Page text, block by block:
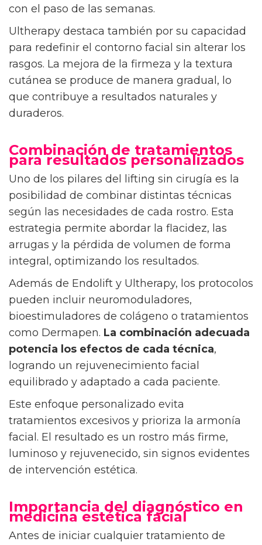
con el paso de las semanas.
Ultherapy destaca también por su capacidad
para redefinir el contorno facial sin alterar los
rasgos. La mejora de la firmeza y la textura
cutánea se produce de manera gradual, lo
que contribuye a resultados naturales y
duraderos.
Combinación de tratamientos
para resultados personalizados
Uno de los pilares del lifting sin cirugía es la
posibilidad de combinar distintas técnicas
según las necesidades de cada rostro. Esta
estrategia permite abordar la flacidez, las
arrugas y la pérdida de volumen de forma
integral, optimizando los resultados.
Además de Endolift y Ultherapy, los protocolos
pueden incluir neuromoduladores,
bioestimuladores de colágeno o tratamientos
como Dermapen. La combinación adecuada
potencia los efectos de cada técnica,
logrando un rejuvenecimiento facial
equilibrado y adaptado a cada paciente.
Este enfoque personalizado evita
tratamientos excesivos y prioriza la armonía
facial. El resultado es un rostro más firme,
luminoso y rejuvenecido, sin signos evidentes
de intervención estética.
Importancia del diagnóstico en
medicina estética facial
Antes de iniciar cualquier tratamiento de